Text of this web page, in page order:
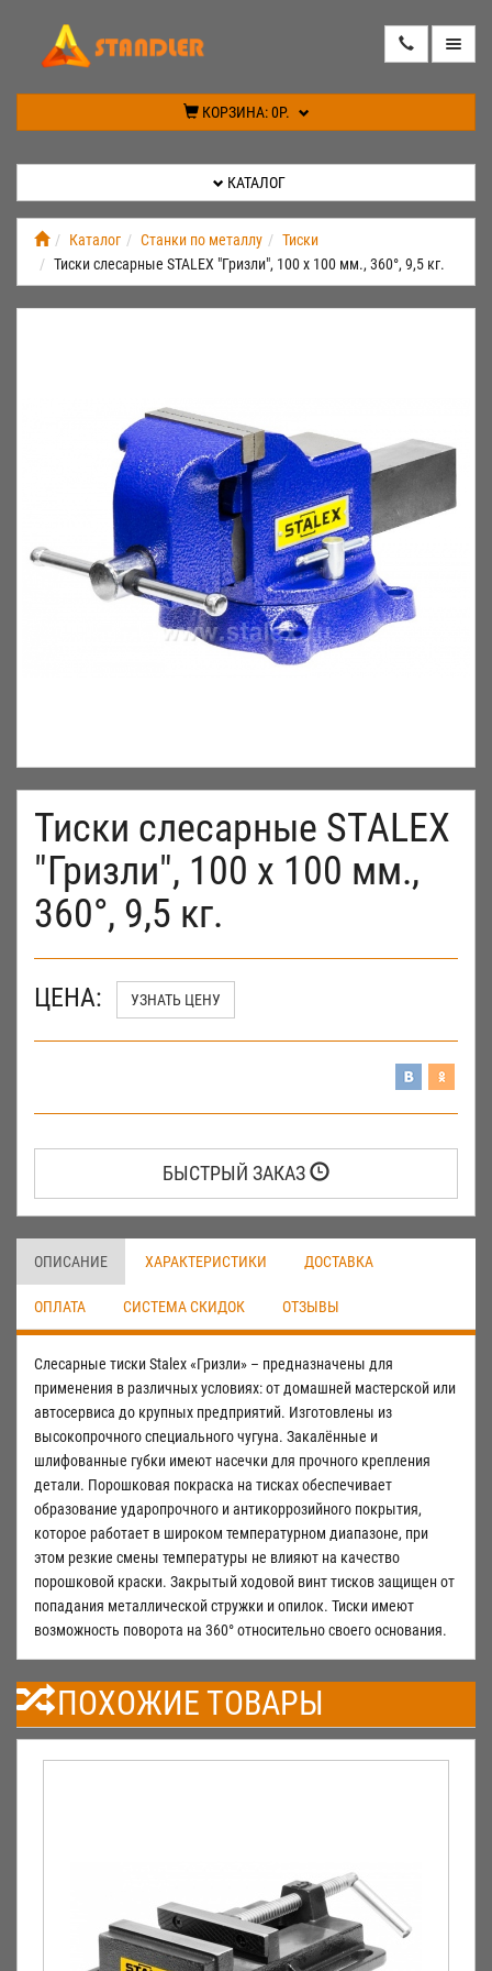
КОРЗИНА:0Р.
СПЕЦПРЕДЛОЖЕНИЕ
КАТАЛОГ
Каталог Станки по металлу
Тиски
Тиски слесарные STALEX "Гризли", 100 х 100 мм., 360°, 9,5 кг.
Тиски слесарные STALEX
"Гризли", 100 х 100 мм.,
360°, 9,5 кг.
ЦЕНА: УЗНАТЬ ЦЕНУ
БЫСТРЫЙ ЗАКАЗ
ОПИСАНИЕ ХАРАКТЕРИСТИКИ ДОСТАВКА
ОПЛАТА СИСТЕМА СКИДОК ОТЗЫВЫ
Слесарные тиски Stalex «Гризли» – предназначены для
применения в различных условиях: от домашней мастерской или
автосервиса до крупных предприятий. Изготовлены из
высокопрочного специального чугуна. Закалённые и
шлифованные губки имеют насечки для прочного крепления
детали. Порошковая покраска на тисках обеспечивает
образование ударопрочного и антикоррозийного покрытия,
которое работает в широком температурном диапазоне, при
этом резкие смены температуры не влияют на качество
порошковой краски. Закрытый ходовой винт тисков защищен от
попадания металлической стружки и опилок. Тиски имеют
возможность поворота на 360° относительно своего основания.
ПОХОЖИЕ ТОВАРЫ